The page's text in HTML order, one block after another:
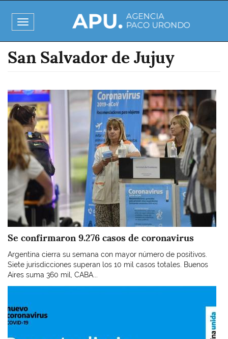
al
contenido
principal
Toggle
navigation
San Salvador de Jujuy
Imagen
Se confirmaron 9.276 casos de coronavirus
Argentina cierra su semana con mayor número de positivos.
Siete jurisdicciones superan los 10 mil casos totales. Buenos
Aires suma 360 mil, CABA...